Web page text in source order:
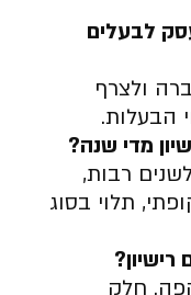
לבעלים
ולצרף
הבעלות.
מדי שנה?
רבות,
תלוי בסוג
?
חלק